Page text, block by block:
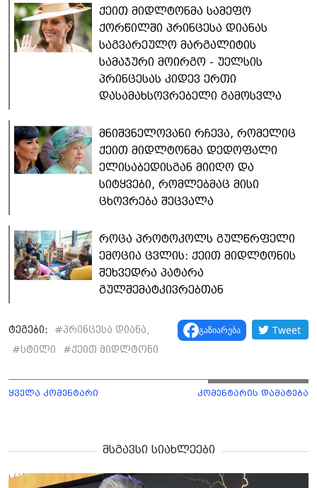
ქეით მიდლტონმა სამეფო
ქორწილში პრინცესა დიანას
საგვარეულო მარგალიტის
სამაჯური მოირგო - უელსის
პრინცესას კიდევ ერთი
დასამახსოვრებელი გამოსვლა
მნიშვნელოვანი რჩევა, რომელიც
ქეით მიდლტონმა დედოფალი
ელისაბედისგან მიიღო და
სიტყვები, რომლებმაც მისი
ცხოვრება შეცვალა
როცა პროტოკოლს გულწრფელი
ემოცია ცვლის: ქეით მიდლტონის
შეხვედრა პატარა
გულშემატკივრებთან
ტეგები: #პრინცესა დიანა,
#სტილი #ქეით მიდლტონი
გაზიარება Tweet
ყველა კომენტარი კომენტარის დამატება
მსგავსი სიახლეები